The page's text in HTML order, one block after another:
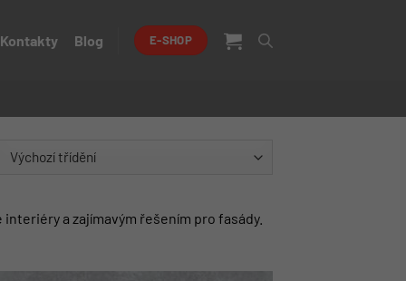
Kontakty Blog E-SHOP
a zajímavým řešením pro fasády.